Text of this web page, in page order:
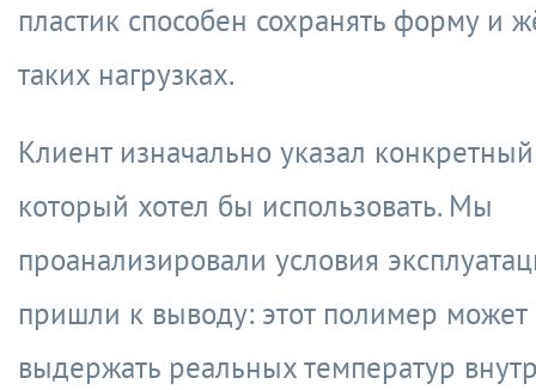
пластик способен сохранять форму и
таких нагрузках.
Клиент изначально указал
который хотел бы использовать. Мы
проанализировали условия
пришли к выводу: этот полимер может
выдержать реальных температур